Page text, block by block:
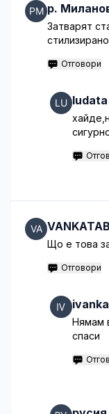
p.
Затварят
Отговори
ludata
Що е това
Отговори
ivanka
Нямам
спаси